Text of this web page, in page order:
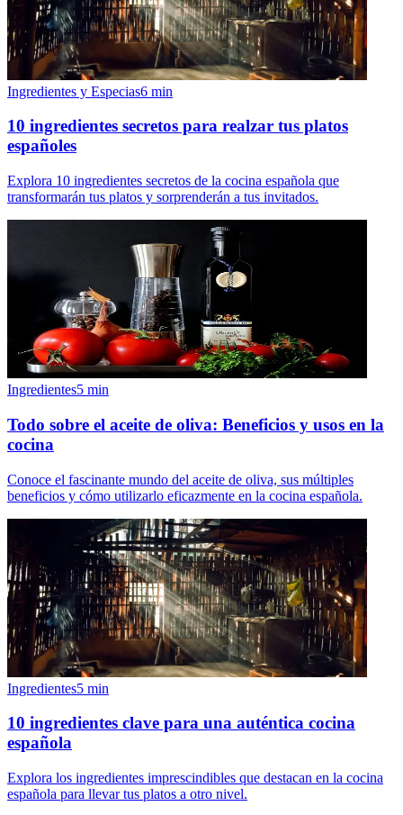
Ingredientes y Especias6 min
10 ingredientes secretos para realzar tus platos
españoles
Explora 10 ingredientes secretos de la cocina española que
transformarán tus platos y sorprenderán a tus invitados.
Ingredientes5 min
Todo sobre el aceite de oliva: Beneficios y usos en la
cocina
Conoce el fascinante mundo del aceite de oliva, sus múltiples
beneficios y cómo utilizarlo eficazmente en la cocina española.
Ingredientes5 min
10 ingredientes clave para una auténtica cocina
española
Explora los ingredientes imprescindibles que destacan en la cocina
española para llevar tus platos a otro nivel.